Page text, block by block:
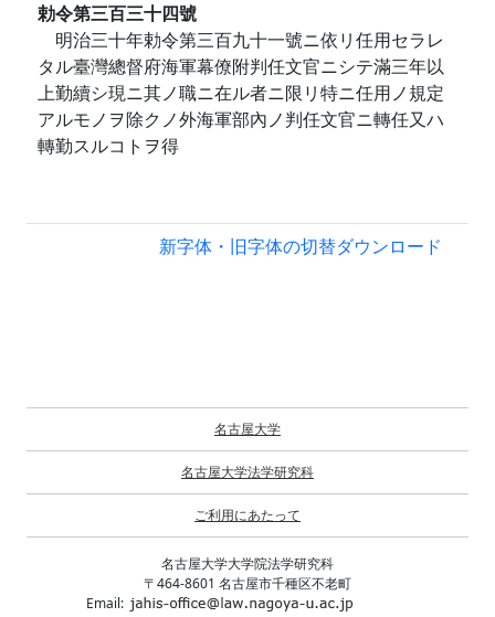
勅令第三百三十四號
明治三十年勅令第三百九十一號ニ依リ任用セラレ
タル臺灣總督府海軍幕僚附判任文官ニシテ滿三年以
上勤續シ現ニ其ノ職ニ在ル者ニ限リ特ニ任用ノ規定
アルモノヲ除クノ外海軍部內ノ判任文官ニ轉任又ハ
轉勤スルコトヲ得
新字体・旧字体の切替ダウンロード
名古屋大学
名古屋大学法学研究科
ご利用にあたって
名古屋大学大学院法学研究科
〒464-8601 名古屋市千種区不老町
Email: